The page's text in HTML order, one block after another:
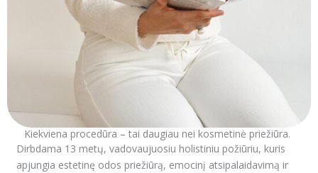
Kiekviena procedūra – tai daugiau nei kosmetinė priežiūra.
Dirbdama 13 metų, vadovaujuosiu holistiniu požiūriu, kuris
apjungia estetinę odos priežiūrą, emocinį atsipalaidavimą ir